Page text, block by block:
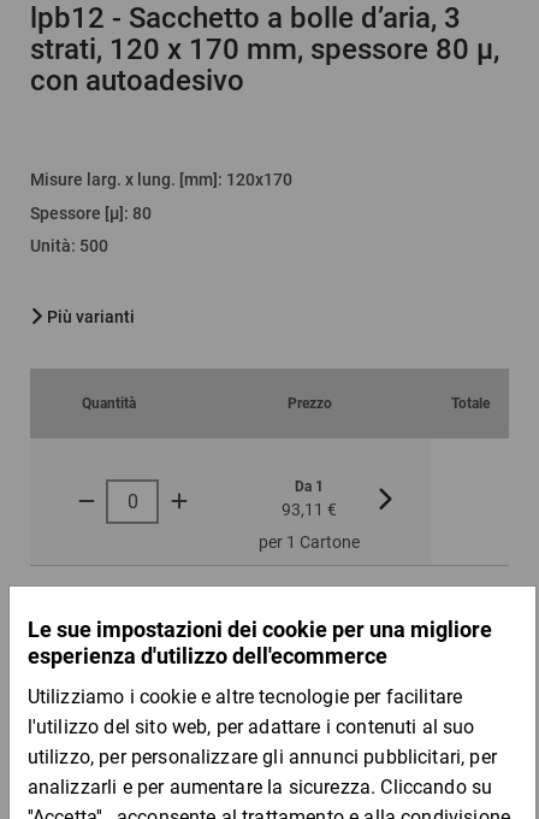
lpb12 - Sacchetto a bolle d’aria, 3
strati, 120 x 170 mm, spessore 80 µ,
con autoadesivo
Misure larg. x lung. [mm] : 120x170
Spessore [µ]: 80
Unità: 500
Più varianti
Quantità Prezzo Totale
Da 1
93,11 €
per 1 Cartone
DESCRIZIONE DEL PRODOTTO
Questa busta, non necessità di ulteriore nastro adesivo per
essere sigillata.